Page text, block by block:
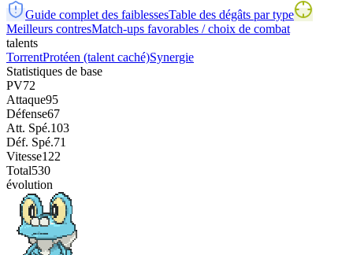
Guide complet des faiblessesTable des dégâts par type
Meilleurs contresMatch-ups favorables / choix de combat
talents
TorrentProtéen (talent caché)Synergie
Statistiques de base
PV72
Attaque95
Défense67
Att. Spé.103
Déf. Spé.71
Vitesse122
Total530
évolution